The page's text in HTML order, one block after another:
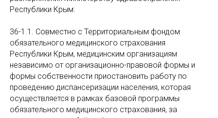
Республики Крым:
36-1.1. Совместно с Территориальным фондом
обязательного медицинского страхования
Республики Крым, медицинским организациям
независимо от организационно-правовой формы и
формы собственности приостановить работу по
проведению диспансеризации населения, которая
осуществляется в рамках базовой программы
обязательного медицинского страхования, за